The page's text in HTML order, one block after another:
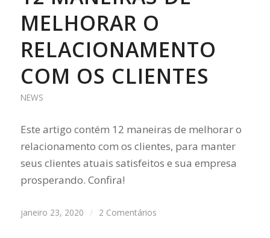
MELHORAR O
RELACIONAMENTO
COM OS CLIENTES
NEWS
Este artigo contém 12 maneiras de melhorar o
relacionamento com os clientes, para manter
seus clientes atuais satisfeitos e sua empresa
prosperando. Confira!
janeiro 23, 2020 / 2 Comentários